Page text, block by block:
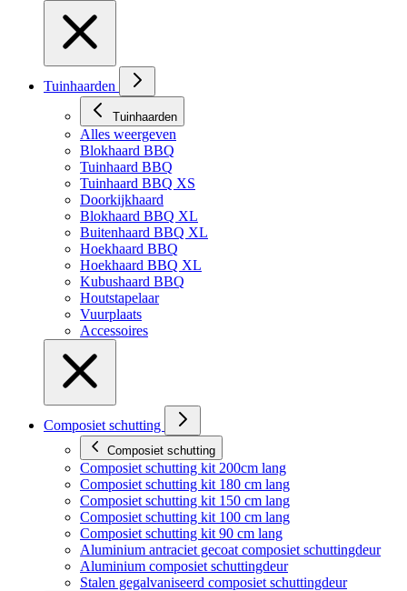
Tuinhaarden
Tuinhaarden
Alles weergeven
Blokhaard BBQ
Tuinhaard BBQ
Tuinhaard BBQ XS
Doorkijkhaard
Blokhaard BBQ XL
Buitenhaard BBQ XL
Hoekhaard BBQ
Hoekhaard BBQ XL
Kubushaard BBQ
Houtstapelaar
Vuurplaats
Accessoires
Composiet schutting
Composiet schutting
Composiet schutting kit 200cm lang
Composiet schutting kit 180 cm lang
Composiet schutting kit 150 cm lang
Composiet schutting kit 100 cm lang
Composiet schutting kit 90 cm lang
Aluminium antraciet gecoat composiet schuttingdeur
Aluminium composiet schuttingdeur
Stalen gegalvaniseerd composiet schuttingdeur